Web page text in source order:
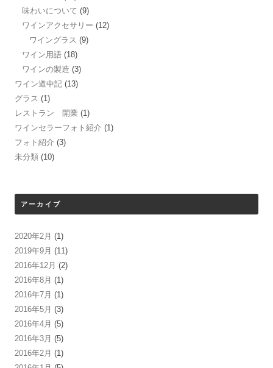
味わいについて (9)
ワインアクセサリー (12)
ワイングラス (9)
ワイン用語 (18)
ワインの製造 (3)
ワイン道中記 (13)
グラス (1)
レストラン 開業 (1)
ワインセラーフォト紹介 (1)
フォト紹介 (3)
未分類 (10)
アーカイブ
2020年2月 (1)
2019年9月 (11)
2016年12月 (2)
2016年8月 (1)
2016年7月 (1)
2016年5月 (3)
2016年4月 (5)
2016年3月 (5)
2016年2月 (1)